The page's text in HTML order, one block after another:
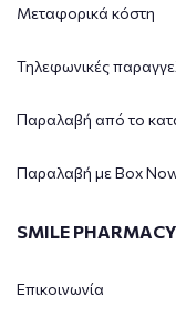
Μεταφορικά κόστη
Τηλεφωνικές
Παραλαβή από το
Παραλαβή με Box
SMILE PHARMACY
Επικοινωνία